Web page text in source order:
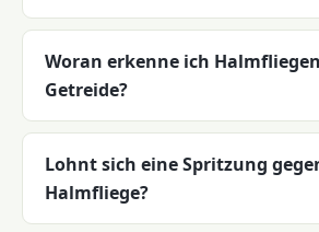
Woran erkenne ich
Getreide?
Lohnt sich eine Spritzung
Halmfliege?